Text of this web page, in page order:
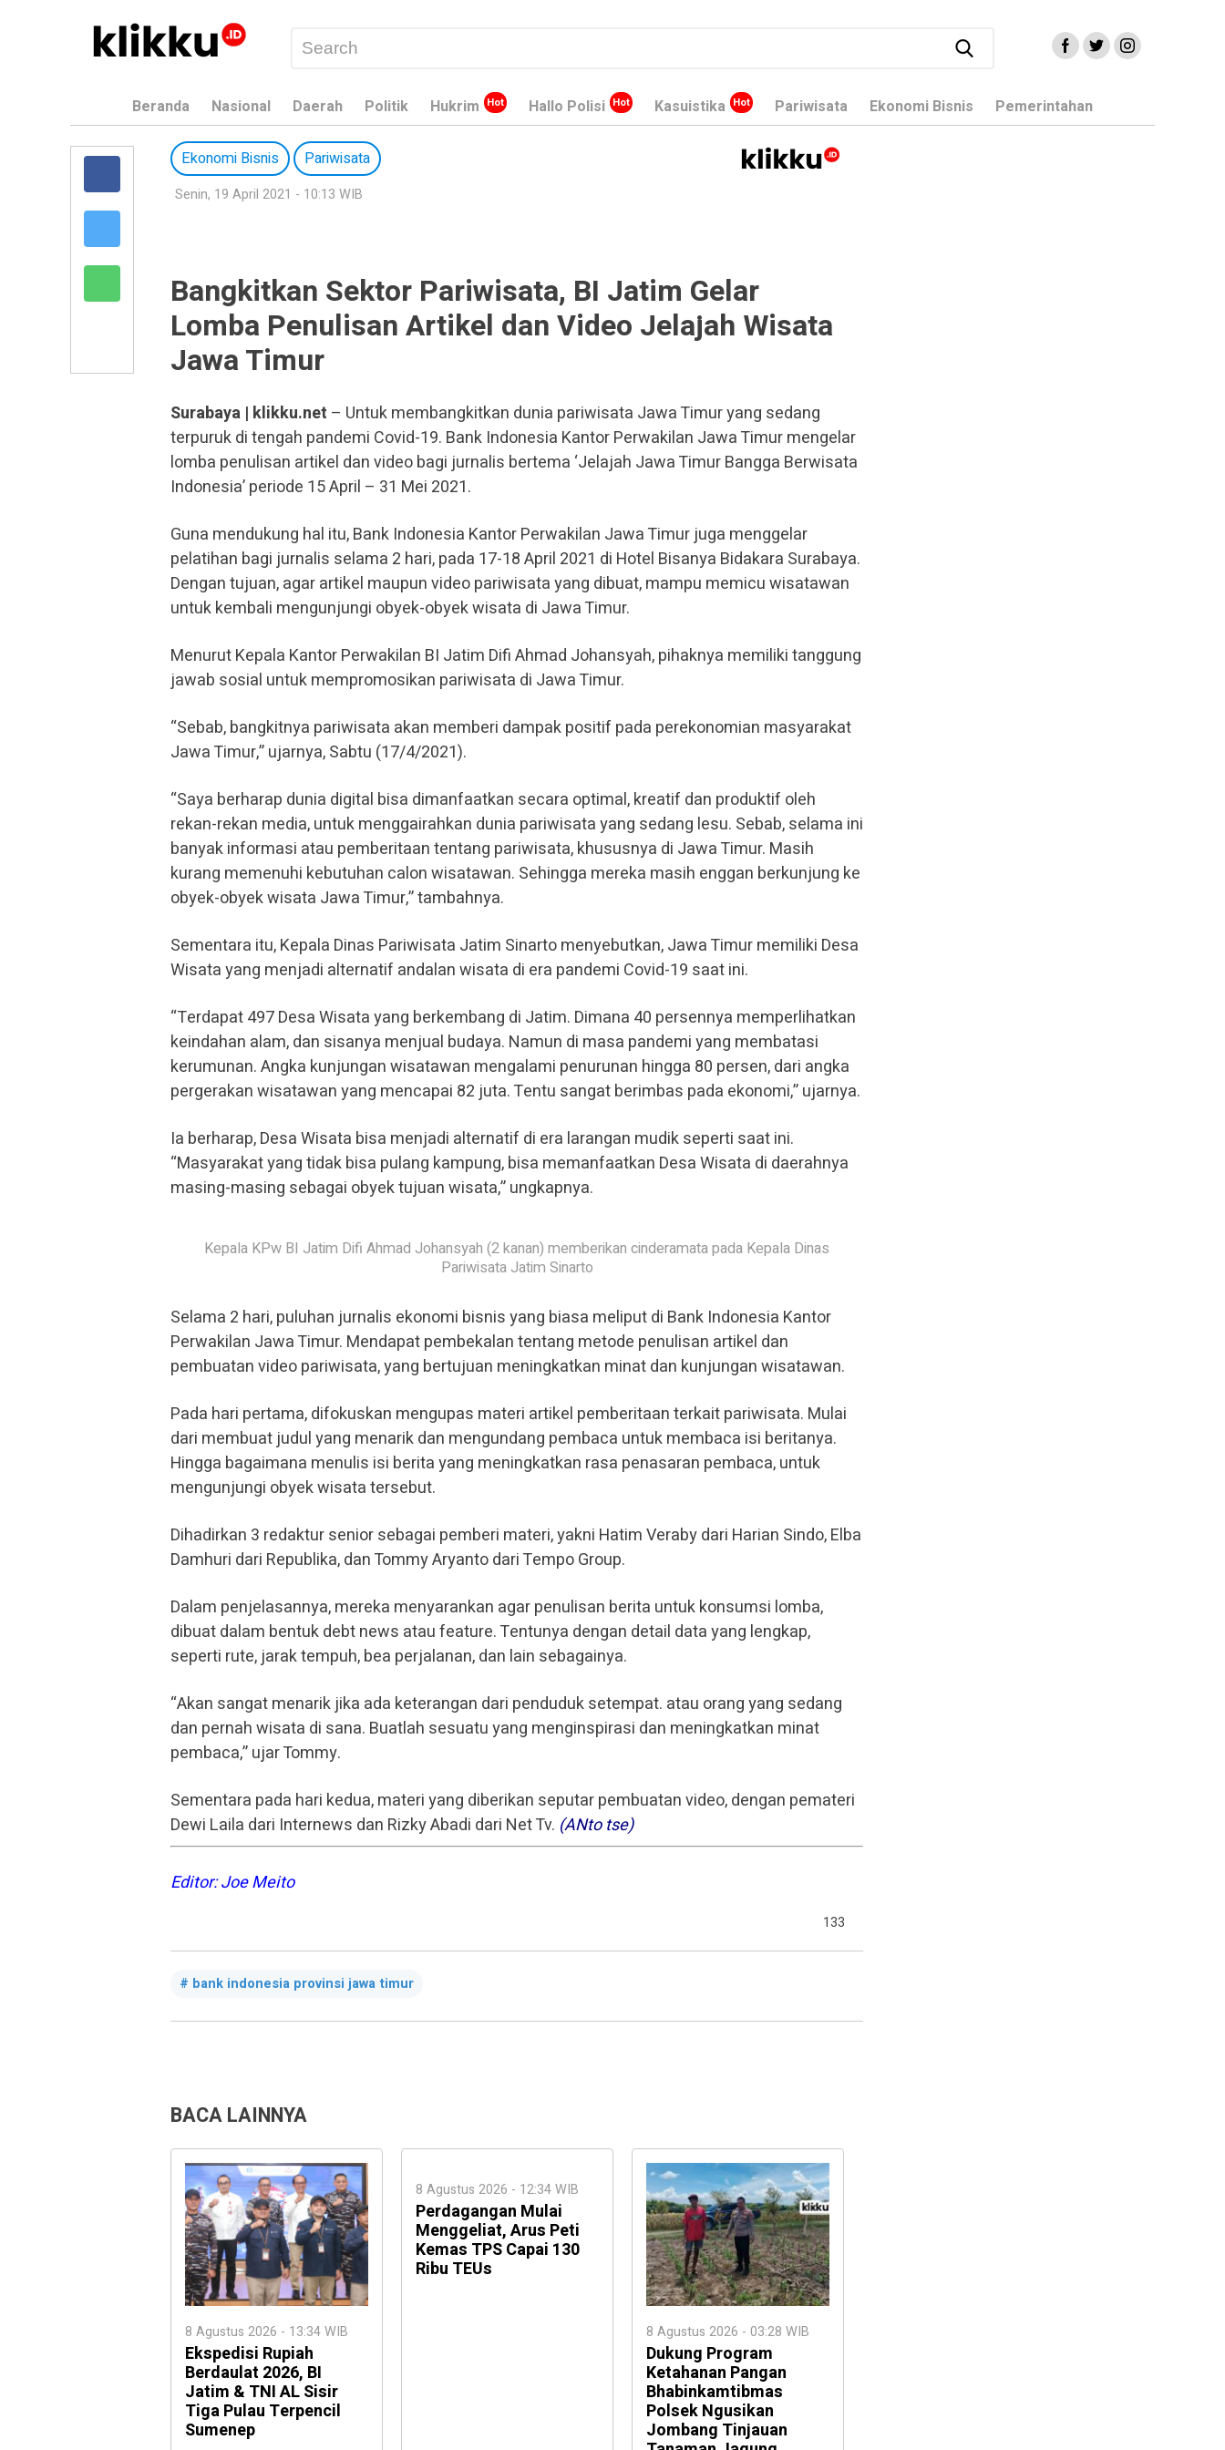
Beranda Nasional Daerah Politik Hukrim Hallo Polisi Kasuistika Pariwisata Ekonomi Bisnis Pemerintahan
Ekonomi Bisnis Pariwisata
Senin, 19 April 2021 - 10:13 WIB
Bangkitkan Sektor Pariwisata, BI Jatim Gelar
Lomba Penulisan Artikel dan Video Jelajah Wisata
Jawa Timur
Surabaya | klikku.net – Untuk membangkitkan dunia pariwisata Jawa Timur yang sedang
terpuruk di tengah pandemi Covid-19. Bank Indonesia Kantor Perwakilan Jawa Timur mengelar
lomba penulisan artikel dan video bagi jurnalis bertema ‘Jelajah Jawa Timur Bangga Berwisata
Indonesia’ periode 15 April – 31 Mei 2021.
Guna mendukung hal itu, Bank Indonesia Kantor Perwakilan Jawa Timur juga menggelar
pelatihan bagi jurnalis selama 2 hari, pada 17-18 April 2021 di Hotel Bisanya Bidakara Surabaya.
Dengan tujuan, agar artikel maupun video pariwisata yang dibuat, mampu memicu wisatawan
untuk kembali mengunjungi obyek-obyek wisata di Jawa Timur.
Menurut Kepala Kantor Perwakilan BI Jatim Difi Ahmad Johansyah, pihaknya memiliki tanggung
jawab sosial untuk mempromosikan pariwisata di Jawa Timur.
“Sebab, bangkitnya pariwisata akan memberi dampak positif pada perekonomian masyarakat
Jawa Timur,” ujarnya, Sabtu (17/4/2021).
“Saya berharap dunia digital bisa dimanfaatkan secara optimal, kreatif dan produktif oleh
rekan-rekan media, untuk menggairahkan dunia pariwisata yang sedang lesu. Sebab, selama ini
banyak informasi atau pemberitaan tentang pariwisata, khususnya di Jawa Timur. Masih
kurang memenuhi kebutuhan calon wisatawan. Sehingga mereka masih enggan berkunjung ke
obyek-obyek wisata Jawa Timur,” tambahnya.
Sementara itu, Kepala Dinas Pariwisata Jatim Sinarto menyebutkan, Jawa Timur memiliki Desa
Wisata yang menjadi alternatif andalan wisata di era pandemi Covid-19 saat ini.
“Terdapat 497 Desa Wisata yang berkembang di Jatim. Dimana 40 persennya memperlihatkan
keindahan alam, dan sisanya menjual budaya. Namun di masa pandemi yang membatasi
kerumunan. Angka kunjungan wisatawan mengalami penurunan hingga 80 persen, dari angka
pergerakan wisatawan yang mencapai 82 juta. Tentu sangat berimbas pada ekonomi,” ujarnya.
Ia berharap, Desa Wisata bisa menjadi alternatif di era larangan mudik seperti saat ini.
“Masyarakat yang tidak bisa pulang kampung, bisa memanfaatkan Desa Wisata di daerahnya
masing-masing sebagai obyek tujuan wisata,” ungkapnya.
Kepala KPw BI Jatim Difi Ahmad Johansyah (2 kanan) memberikan cinderamata pada Kepala Dinas
Pariwisata Jatim Sinarto
Selama 2 hari, puluhan jurnalis ekonomi bisnis yang biasa meliput di Bank Indonesia Kantor
Perwakilan Jawa Timur. Mendapat pembekalan tentang metode penulisan artikel dan
pembuatan video pariwisata, yang bertujuan meningkatkan minat dan kunjungan wisatawan.
Pada hari pertama, difokuskan mengupas materi artikel pemberitaan terkait pariwisata. Mulai
dari membuat judul yang menarik dan mengundang pembaca untuk membaca isi beritanya.
Hingga bagaimana menulis isi berita yang meningkatkan rasa penasaran pembaca, untuk
mengunjungi obyek wisata tersebut.
Dihadirkan 3 redaktur senior sebagai pemberi materi, yakni Hatim Veraby dari Harian Sindo, Elba
Damhuri dari Republika, dan Tommy Aryanto dari Tempo Group.
Dalam penjelasannya, mereka menyarankan agar penulisan berita untuk konsumsi lomba,
dibuat dalam bentuk debt news atau feature. Tentunya dengan detail data yang lengkap,
seperti rute, jarak tempuh, bea perjalanan, dan lain sebagainya.
“Akan sangat menarik jika ada keterangan dari penduduk setempat. atau orang yang sedang
dan pernah wisata di sana. Buatlah sesuatu yang menginspirasi dan meningkatkan minat
pembaca,” ujar Tommy.
Sementara pada hari kedua, materi yang diberikan seputar pembuatan video, dengan pemateri
Dewi Laila dari Internews dan Rizky Abadi dari Net Tv. (ANto tse)
Editor: Joe Meito
133
bank indonesia provinsi jawa timur
BACA LAINNYA
8 Agustus 2026 - 13:34 WIB
Ekspedisi Rupiah
Berdaulat 2026, BI
Jatim & TNI AL Sisir
Tiga Pulau Terpencil
Sumenep
8 Agustus 2026 - 12:34 WIB
Perdagangan Mulai
Menggeliat, Arus Peti
Kemas TPS Capai 130
Ribu TEUs
8 Agustus 2026 - 03:28 WIB
Dukung Program
Ketahanan Pangan
Bhabinkamtibmas
Polsek Ngusikan
Jombang Tinjauan